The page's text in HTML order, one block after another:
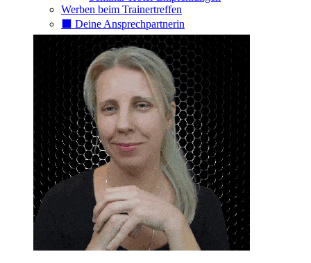
Werben beim Trainertreffen
⬛️ Deine Ansprechpartnerin